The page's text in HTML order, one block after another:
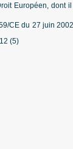
Européen, dont il
CE du 27 juin